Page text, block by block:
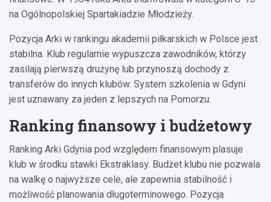
na Ogólnopolskiej Spartakiadzie Młodzieży.
Pozycja Arki w rankingu akademii piłkarskich w Polsce jest
stabilna. Klub regularnie wypuszcza zawodników, którzy
zasilają pierwszą drużynę lub przynoszą dochody z
transferów do innych klubów. System szkolenia w Gdyni
jest uznawany za jeden z lepszych na Pomorzu.
Ranking finansowy i budżetowy
Ranking Arki Gdynia pod względem finansowym plasuje
klub w środku stawki Ekstraklasy. Budżet klubu nie pozwala
na walkę o najwyższe cele, ale zapewnia stabilność i
możliwość planowania długoterminowego. Pozycja